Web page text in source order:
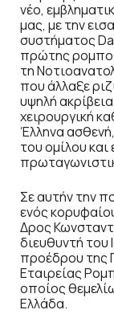
νέο,
μας, με την
συστήματος
πρώτης
τη
που άλλαξε
υψηλή
χειρουργική
Έλληνα
του ομίλου
Σε αυτήν την
ενός
Δρος
διευθυντή του
προέδρου της
Εταιρείας
οποίος
Ελλάδα.